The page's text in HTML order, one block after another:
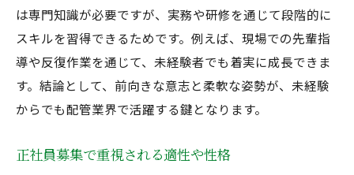
は専門知識が必要ですが、実務や研修を通じて段階的に
スキルを習得できるためです。例えば、現場での先輩指
導や反復作業を通じて、未経験者でも着実に成長できま
す。結論として、前向きな意志と柔軟な姿勢が、未経験
からでも配管業界で活躍する鍵となります。
正社員募集で重視される適性や性格